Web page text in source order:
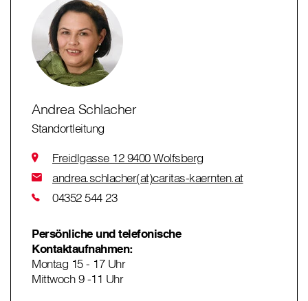
Andrea Schlacher
Standortleitung
Freidlgasse 12 9400 Wolfsberg
andrea.schlacher(at)caritas-kaernten.at
04352 544 23
Persönliche und telefonische
Kontaktaufnahmen:
Montag 15 - 17 Uhr
Mittwoch 9 -11 Uhr